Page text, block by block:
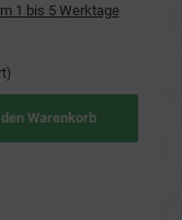
1 bis 5 Werktage
Warenkorb